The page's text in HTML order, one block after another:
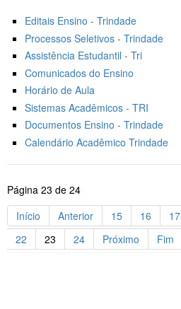
Editais Ensino - Trindade
Processos Seletivos - Trindade
Assistência Estudantil - Tri
Comunicados do Ensino
Horário de Aula
Sistemas Acadêmicos - TRI
Documentos Ensino - Trindade
Calendário Acadêmico Trindade
Página 23 de 24
Início
Anterior 15 16 17
22
23 24 Próximo Fim